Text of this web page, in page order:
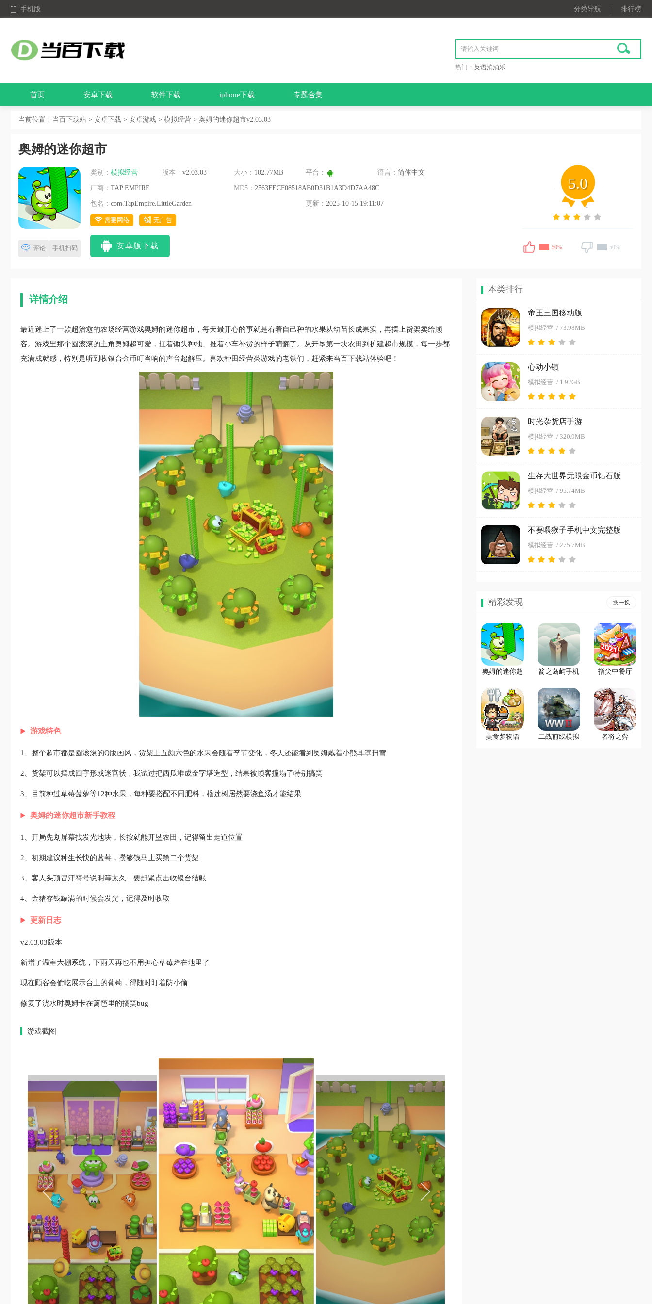
手机版 分类导航 排行榜
热门： 英语消消乐
首页 安卓下载 软件下载 iphone下载 专题合集
当前位置： 当百下载站 > 安卓下载 > 安卓游戏 > 模拟经营 > 奥姆的迷你超市v2.03.03
奥姆的迷你超市
评论 手机扫码
类别： 模拟经营 版本： v2.03.03 大小： 102.77MB 平台： 语言： 简体中文
厂商： TAP EMPIRE MD5： 2563FECF08518AB0D31B1A3D4D7AA48C
包名： com.TapEmpire.LittleGarden 更新： 2025-10-15 19:11:07
需要网络 无广告
安卓版下载
5.0
50% 50%
详情介绍
最近迷上了一款超治愈的农场经营游戏奥姆的迷你超市，每天最开心的事就是看着自己种的水果从幼苗长成果实，再摆上货架卖给顾
客。游戏里那个圆滚滚的主角奥姆超可爱，扛着锄头种地、推着小车补货的样子萌翻了。从开垦第一块农田到扩建超市规模，每一步都
充满成就感，特别是听到收银台金币叮当响的声音超解压。喜欢种田经营类游戏的老铁们，赶紧来当百下载站体验吧！
游戏特色
1、整个超市都是圆滚滚的Q版画风，货架上五颜六色的水果会随着季节变化，冬天还能看到奥姆戴着小熊耳罩扫雪
2、货架可以摆成回字形或迷宫状，我试过把西瓜堆成金字塔造型，结果被顾客撞塌了特别搞笑
3、目前种过草莓菠萝等12种水果，每种要搭配不同肥料，榴莲树居然要浇鱼汤才能结果
奥姆的迷你超市新手教程
1、开局先划屏幕找发光地块，长按就能开垦农田，记得留出走道位置
2、初期建议种生长快的蓝莓，攒够钱马上买第二个货架
3、客人头顶冒汗符号说明等太久，要赶紧点击收银台结账
4、金猪存钱罐满的时候会发光，记得及时收取
更新日志
v2.03.03版本
新增了温室大棚系统，下雨天再也不用担心草莓烂在地里了
现在顾客会偷吃展示台上的葡萄，得随时盯着防小偷
修复了浇水时奥姆卡在篱笆里的搞笑bug
游戏截图
本类排行
帝王三国移动版
模拟经营 / 73.98MB
心动小镇
模拟经营 / 1.92GB
时光杂货店手游
模拟经营 / 320.9MB
生存大世界无限金币钻石版
模拟经营 / 95.74MB
不要喂猴子手机中文完整版
模拟经营 / 275.7MB
精彩发现 换一换
奥姆的迷你超
箭之岛屿手机
指尖中餐厅
美食梦物语
二战前线模拟
名将之弈